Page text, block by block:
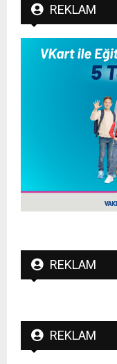
REKLAM
REKLAM
REKLAM